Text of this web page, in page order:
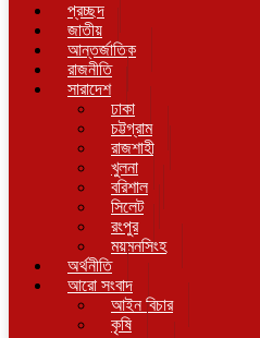
প্রচ্ছদ
জাতীয়
আন্তর্জাতিক
রাজনীতি
সারাদেশ
ঢাকা
চট্টগ্রাম
রাজশাহী
খুলনা
বরিশাল
সিলেট
রংপুর
ময়মনসিংহ
অর্থনীতি
আরো সংবাদ
আইন বিচার
কৃষি